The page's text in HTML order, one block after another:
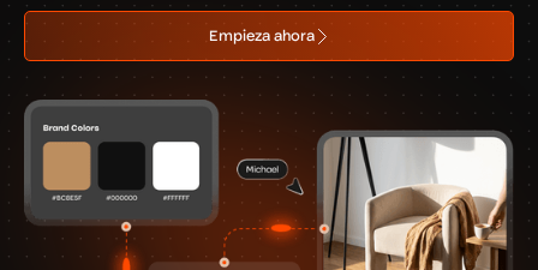
Empieza ahora